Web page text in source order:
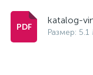
katalog-
Размер: